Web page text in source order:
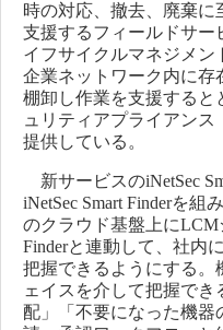
時の対応、撤去、廃棄に
支援するフィールドサー
イフサイクルマネジメン
企業ネットワーク内に存
棚卸し作業を支援すると
ュリティアプライアンス
提供している。
新サービスのiNetSec
iNetSec Smart Finderを
のクラウド基盤上にLCM
Finderと連動して、社内
把握できるようにする。
ェイスを介して把握で
配」「不要になった機器